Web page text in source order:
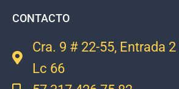
CONTACTO
Cra. 9 # 22-55, Entrada
Lc 66